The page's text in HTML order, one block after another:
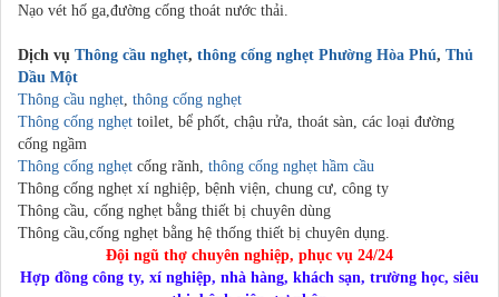
Nạo vét hố ga,đường cống thoát nước thải.
Dịch vụ Thông cầu nghẹt, thông cống nghẹt Phường Hòa Phú, Thủ
Dầu Một
Thông cầu nghẹt thông cống nghẹt
Thông cống nghẹt toilet, bể phốt, chậu rửa, thoát sàn, các loại đường
cống ngầm
Thông cống nghẹt cống rãnh, thông cống nghẹt hầm cầu
Thông cống nghẹt xí nghiệp, bệnh viện, chung cư, công ty
Thông cầu, cống nghẹt bằng thiết bị chuyên dùng
Thông cầu,cống nghẹt bằng hệ thống thiết bị chuyên dụng.
Đội ngũ thợ chuyên nghiệp, phục vụ 24/24
Hợp đồng công ty, xí nghiệp, nhà hàng, khách sạn, trường học, siêu